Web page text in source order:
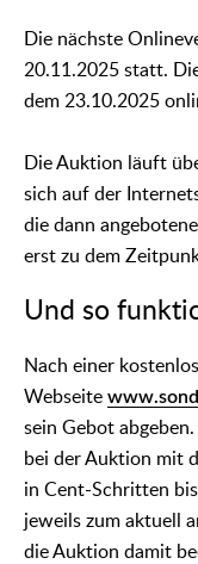
Die nächste
20.11.2025 statt.
dem 23.10.2025
Die Auktion läuft
sich auf der
die dann
erst zu dem
Und so
Nach einer
Webseite
sein Gebot
bei der Auktion mit
in Cent-Schritten
jeweils zum aktuell
die Auktion damit